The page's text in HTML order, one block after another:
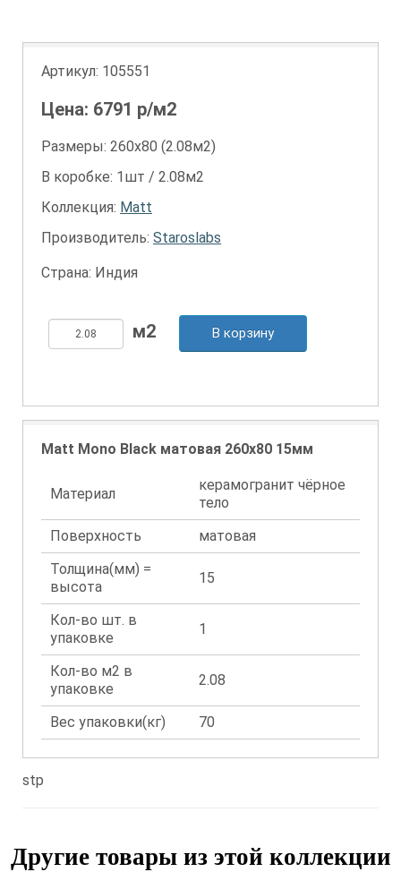
Артикул: 105551
Цена: 6791 р/м2
Размеры: 260х80 (2.08м2)
В коробке: 1шт / 2.08м2
Коллекция: Matt
Производитель: Staroslabs
Страна: Индия
В корзину
Matt Mono Black матовая 260x80 15мм
Материал
керамогранит чёрное
тело
Поверхность
матовая
Толщина(мм) =
высота
15
Кол-во шт. в
упаковке
1
Кол-во м2 в
упаковке
2.08
Вес упаковки(кг) 70
stp
Другие товары из этой коллекции